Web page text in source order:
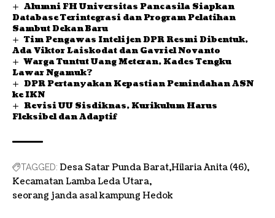
Alumni FH Universitas Pancasila Siapkan
Database Terintegrasi dan Program Pelatihan
Sambut Dekan Baru
Tim Pengawas Intelijen DPR Resmi Dibentuk,
Ada Viktor Laiskodat dan Gavriel Novanto
Warga Tuntut Uang Meteran, Kades Tengku
Lawar Ngamuk?
DPR Pertanyakan Kepastian Pemindahan ASN
ke IKN
Revisi UU Sisdiknas, Kurikulum Harus
Fleksibel dan Adaptif
TAGGED: Desa Satar Punda Barat Hilaria Anita (46)
Kecamatan Lamba Leda Utara
seorang janda asal kampung Hedok